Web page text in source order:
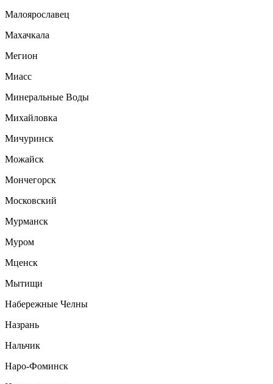
Малоярославец
Махачкала
Мегион
Миасс
Минеральные Воды
Михайловка
Мичуринск
Можайск
Мончегорск
Московский
Мурманск
Муром
Мценск
Мытищи
Набережные Челны
Назрань
Нальчик
Наро-Фоминск